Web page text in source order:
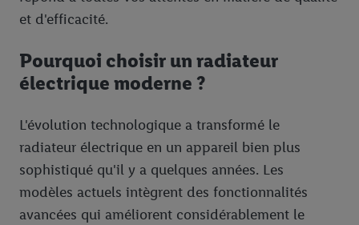
et d'efficacité.
Pourquoi choisir un radiateur
électrique moderne ?
L'évolution technologique a transformé le
radiateur électrique en un appareil bien plus
sophistiqué qu'il y a quelques années. Les
modèles actuels intègrent des fonctionnalités
avancées qui améliorent considérablement le